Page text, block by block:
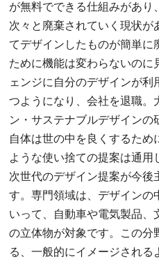
が無料でできる仕組みがあ
次々と廃棄されていく現状が
てデザインしたものが簡単に
ために機能は変わらないのに
ェンジに自分のデザインが
つようになり、会社を退職。
ン・サステナブルデザイン
自体は世の中を良くするた
ような使い捨ての提案は通用
次世代のデザイン提案が今後
す。専門領域は、デザインの
いって、自動車や電気製品、
の立体物が対象です。この分
る、一般的にイメージされる